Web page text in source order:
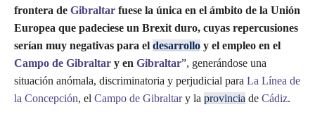
frontera de Gibraltar fuese la única en el ámbito de la Unión
Europea que padeciese un Brexit duro, cuyas repercusiones
serían muy negativas para el desarrollo y el empleo en el
Campo de Gibraltar y en Gibraltar”, generándose una
situación anómala, discriminatoria y perjudicial para La Línea de
la Concepción, el Campo de Gibraltary la provincia de Cádiz.